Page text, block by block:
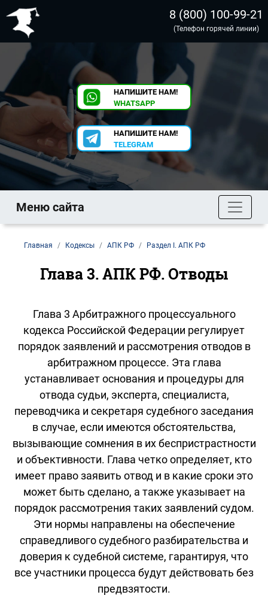
8 (800) 100-99-21
(Телефон горячей линии)
НАПИШИТЕ НАМ!
WHATSAPP
НАПИШИТЕ НАМ!
TELEGRAM
Меню сайта
Главная Кодексы АПК РФ Раздел I. АПК РФ
Глава 3. АПК РФ. Отводы
Глава 3 Арбитражного процессуального
кодекса Российской Федерации регулирует
порядок заявлений и рассмотрения отводов в
арбитражном процессе. Эта глава
устанавливает основания и процедуры для
отвода судьи, эксперта, специалиста,
переводчика и секретаря судебного заседания
в случае, если имеются обстоятельства,
вызывающие сомнения в их беспристрастности
и объективности. Глава четко определяет, кто
имеет право заявить отвод и в какие сроки это
может быть сделано, а также указывает на
порядок рассмотрения таких заявлений судом.
Эти нормы направлены на обеспечение
справедливого судебного разбирательства и
доверия к судебной системе, гарантируя, что
все участники процесса будут действовать без
предвзятости.